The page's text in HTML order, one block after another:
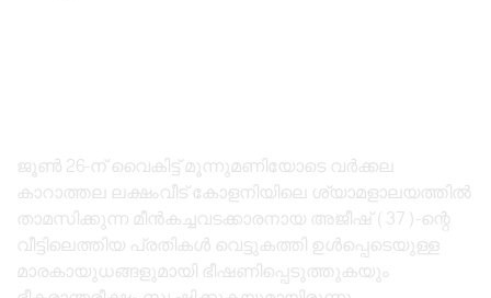
ജൂൺ 26-ന് വൈകിട്ട് മൂന്നുമണിയോടെ വർക്കല
കാറാത്തല ലക്ഷംവീട് കോളനിയിലെ ശ്യാമളാലയത്തിൽ
താമസിക്കുന്ന മീൻകച്ചവടക്കാരനായ അജീഷ് (37)-ന്റെ
വീട്ടിലെത്തിയ പ്രതികൾ വെട്ടുകത്തി ഉൾപ്പെടെയുള്ള
മാരകായുധങ്ങളുമായി ഭീഷണിപ്പെടുത്തുകയും